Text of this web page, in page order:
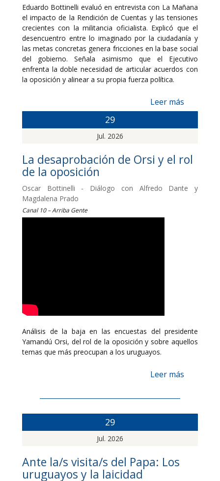
Eduardo Bottinelli evaluó en entrevista con La Mañana
el impacto de la Rendición de Cuentas y las tensiones
crecientes con la militancia oficialista. Explicó que el
desencuentro entre lo imaginado por la ciudadanía y
las metas concretas genera fricciones en la base social
del gobierno. Señala asimismo que el Ejecutivo
enfrenta la doble necesidad de articular acuerdos con
la oposición y alinear a su propia fuerza política.
Leer más
29
Jul. 2026
La desaprobación de Orsi y el rol
de la oposición
Oscar Bottinelli - Diálogo con Alfredo Dante y
Magdalena Prado
Canal 10 – Arriba Gente
Análisis de la baja en las encuestas del presidente
Yamandú Orsi, del rol de la oposición y sobre aquellos
temas que más preocupan a los uruguayos.
Leer más
29
Jul. 2026
Ante la/s visita/s del Papa: Los
uruguayos y la laicidad